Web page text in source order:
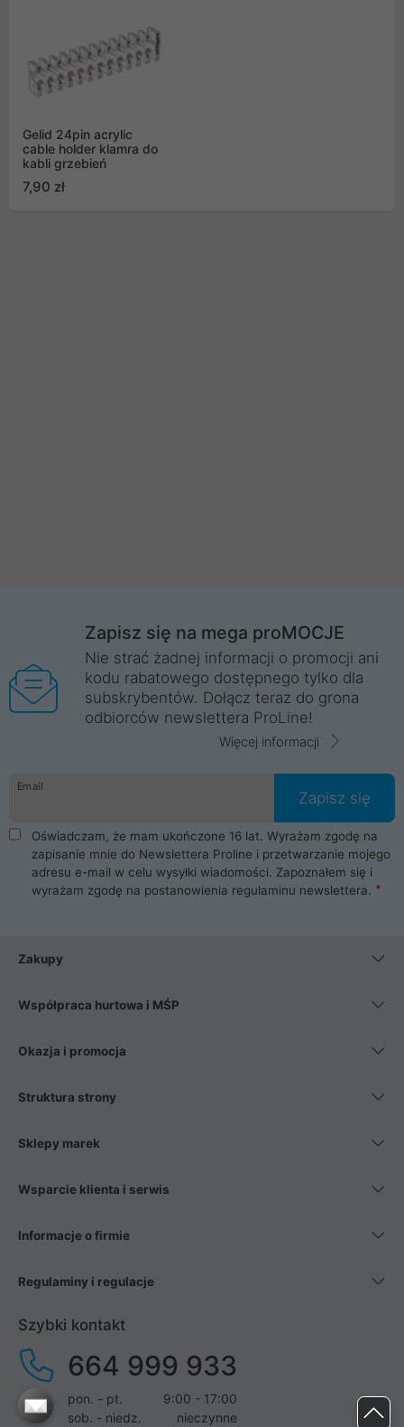
Gelid 24pin acrylic
cable holder klamra do
kabli grzebień
7,90 zł
Zapisz się na mega proMOCJE
Nie strać żadnej informacji o promocji ani
kodu rabatowego dostępnego tylko dla
subskrybentów. Dołącz teraz do grona
odbiorców newslettera ProLine!
Więcej informacji
Email
Zapisz się
Oświadczam, że mam ukończone 16 lat. Wyrażam zgodę na
zapisanie mnie do Newslettera Proline i przetwarzanie mojego
adresu e-mail w celu wysyłki wiadomości. Zapoznałem się i
wyrażam zgodę na postanowienia regulaminu newslettera.
Zakupy
Współpraca hurtowa i MŚP
Okazja i promocja
Struktura strony
Sklepy marek
Wsparcie klienta i serwis
Informacje o firmie
Regulaminy i regulacje
Szybki kontakt
664 999 933
pon. - pt.
9:00 - 17:00
sob. - niedz.
nieczynne